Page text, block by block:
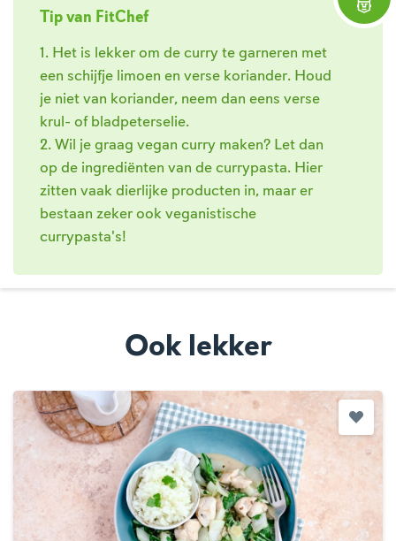
Tip van FitChef
1. Het is lekker om de curry te garneren met
een schijfje limoen en verse koriander. Houd
je niet van koriander, neem dan eens verse
krul- of bladpeterselie.
2. Wil je graag vegan curry maken? Let dan
op de ingrediënten van de currypasta. Hier
zitten vaak dierlijke producten in, maar er
bestaan zeker ook veganistische
currypasta's!
Ook lekker